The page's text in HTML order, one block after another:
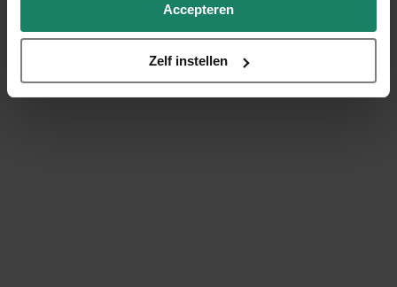
Accepteren
Zelf instellen